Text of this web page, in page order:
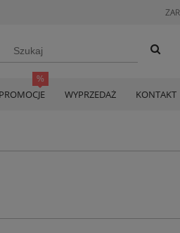
PROMOCJE WYPRZEDAŻ KONTAKT